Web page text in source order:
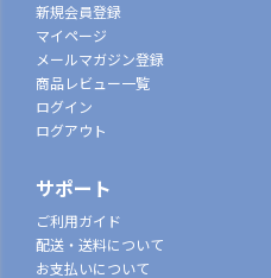
新規会員登録
マイページ
メールマガジン登録
商品レビュー一覧
ログイン
ログアウト
サポート
ご利用ガイド
配送・送料について
お支払いについて